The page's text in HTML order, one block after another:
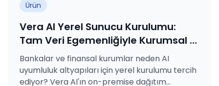
Ürün
Vera AI Yerel Sunucu Kurulumu:
Tam Veri Egemenliğiyle Kurumsal AI
Uyumluluğu
Bankalar ve finansal kurumlar neden AI
uyumluluk altyapıları için yerel kurulumu tercih
ediyor? Vera AI'ın on-premise dağıtım